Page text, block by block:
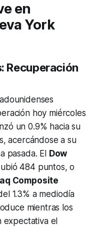
en
York
Recuperación
hoy miércoles
un 0.9% hacia su
acercándose a su
pasada. El Dow
484 puntos, o
Composite
1.3% a mediodía
mientras los
expectativa el